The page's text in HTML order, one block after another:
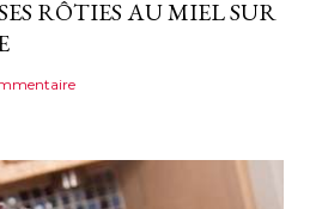
RÔTIES AU MIEL SUR